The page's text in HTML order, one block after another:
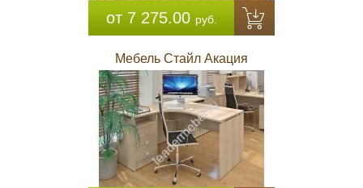
от 7 275.00 руб.
Мебель Стайл Акация